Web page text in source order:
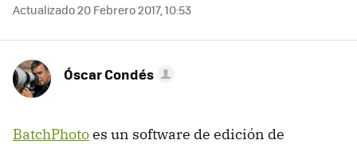
Actualizado 20 Febrero 2017, 10:53
Óscar Condés
BatchPhotoes un software de edición de